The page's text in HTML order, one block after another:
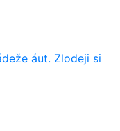
áut. Zlodeji si